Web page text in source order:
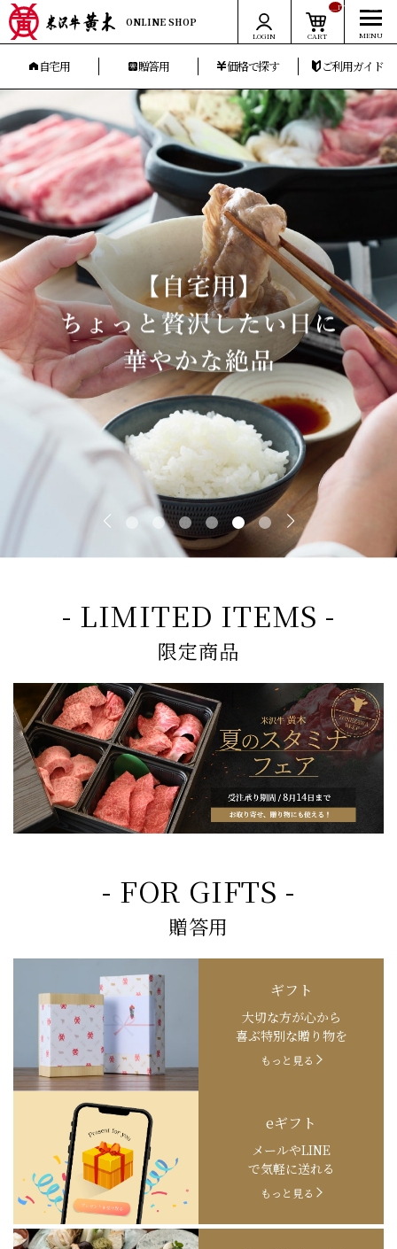
ONLINE SHOP
LOGIN CART
__ITM_CNT__
自宅用 贈答用 価格で探す ご利用ガイド
- LIMITED ITEMS -
限定商品
- FOR GIFTS -
贈答用
ギフト
大切な方が心から
喜ぶ特別な贈り物を
もっと見る
eギフト
メールやLINE
で気軽に送れる
もっと見る